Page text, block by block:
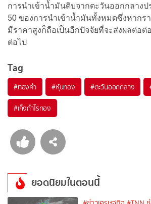
การนำเข้าน้ำมันดิบจากตะวันออกกลาง
50 ของการนำเข้าน้ำมันทั้งหมดซึ่งหากร
มีราคาสูงก็ถือเป็นอีกปัจจัยที่จะส่งผลต่อ
ต่อไป
Tag
#ทองคำ #หุ้นทอง #ตะวันออกกลาง
#เก็งกำไรทอง
ยอดนิยมในตอนนี้